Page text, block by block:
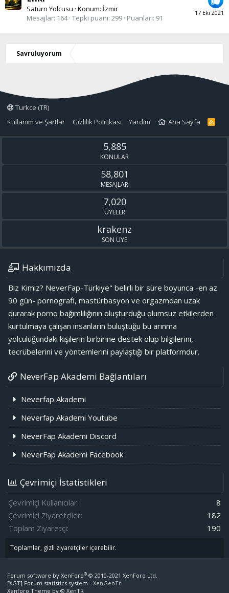
17 Eki 2021
Satürn Yolcusu · Konum: İzmir
Mesajlar 164 Tepki puanı 299 Puanları 91
Savruluyorum
Turkce (TR)
Kullanım ve Şartlar
Gizlilik Politikası Yardım Ana Sayfa
R
S
5,885
KONULAR
58,801
MESAJLAR
7,020
ÜYELER
krakenz
SON ÜYE
Hakkımızda
Biz Kimiz? NeverFap-Türkiye" belirli bir süre boyunca -en az
90 gün- pornografi, mastürbasyon ve orgazmdan uzak
durarak porno bağımlılığının oluşturduğu olumsuz etkilerden
kurtulmaya çalışan insanların buluştuğu bu arınma
yolculuğundaki kişilerin birbirine destek olup bilgilerini,
tecrübelerini ve yöntemlerini paylaştığı bir platformdur.
NeverFap Akademi Bağlantıları
Neverfap Akademi
Neverfap Akademi Youtube
NeverFap Akademi Discord
NeverFap Akademi Facebook
Çevrimiçi İstatistikleri
Çevrimiçi Kullanıcılar
8
Çevrimiçi Ziyaretçiler
182
Toplam Ziyaretçi
190
Toplamlar, gizli ziyaretçiler içerebilir.
Forum software by XenForo® © 2010-2021 XenForo Ltd.
[XGT] Forum statistics system - XenGenTr
Xenforo Theme by © XenTR